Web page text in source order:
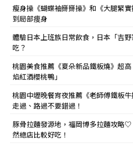
瘦身操《蝴蝶袖掰掰操》和《大腿緊
到局部痩身
體驗日本上班族日常飲食，日本「吉
吃？
桃園美食推薦《夏朵新品鐵板燒》超
焰紅酒櫻桃鴨」
桃園中壢晚餐宵夜推薦《老師傅鐵板
走過、路過不要錯過！
豚骨拉麵發源地，福岡博多拉麵攻略
然總店比較好吃！